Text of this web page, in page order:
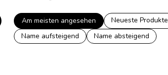
Am meisten angesehen Neueste Produkte
Name aufsteigend
Name absteigend